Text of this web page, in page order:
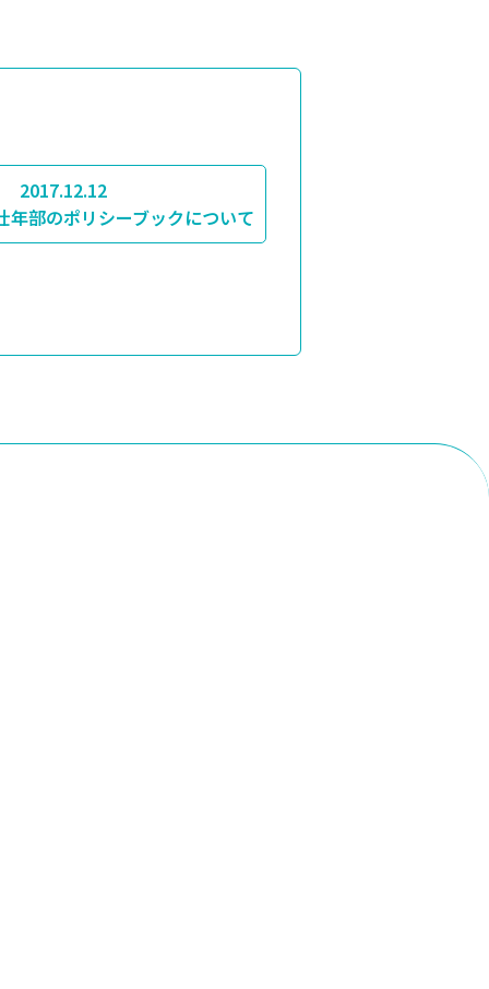
2017.12.12
年部のポリシーブックについて